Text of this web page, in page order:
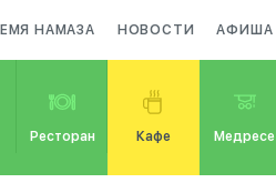
НАМАЗА НОВОСТИ АФИША
Ресторан Кафе Медресе